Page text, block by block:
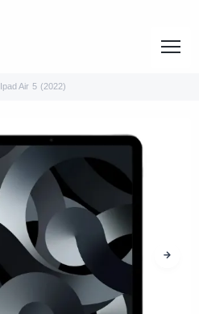
Ipad Air 5 (2022)